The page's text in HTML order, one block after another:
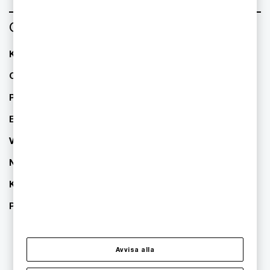
Om oss
Kontakta oss
Om PwC
Pressrum
Event
Våra kontor
Nyhetsbrev
Karriär
PwC:s hållbarhetsarbete
Avvisa alla